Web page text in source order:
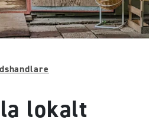
lokalt